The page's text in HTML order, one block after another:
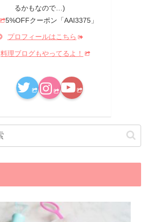
るかもなので…)
5%OFFクーポン「AAI3375」
プロフィールはこちら
料理ブログもやってるよ！